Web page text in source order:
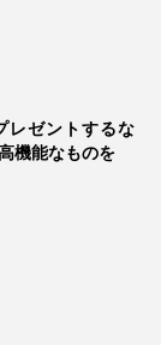
レゼントするな
機能なものを